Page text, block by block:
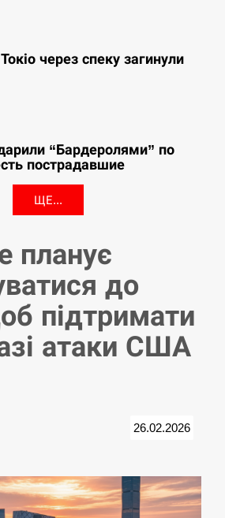
через спеку загинули
“Бардеролями” по
пострадавшие
ЩЕ...
планує
до
підтримати
атаки США
26.02.2026